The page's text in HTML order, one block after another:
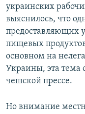
украинских
выяснилось, что
предоставляющих
пищевых
основном на
Украины, эта тема
чешской прессе.
Но внимание